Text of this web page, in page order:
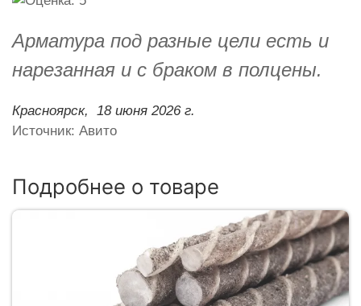
Арматура под разные цели есть и
нарезанная и с браком в полцены.
Красноярск,
18 июня 2026 г.
Источник: Авито
Подробнее о товаре